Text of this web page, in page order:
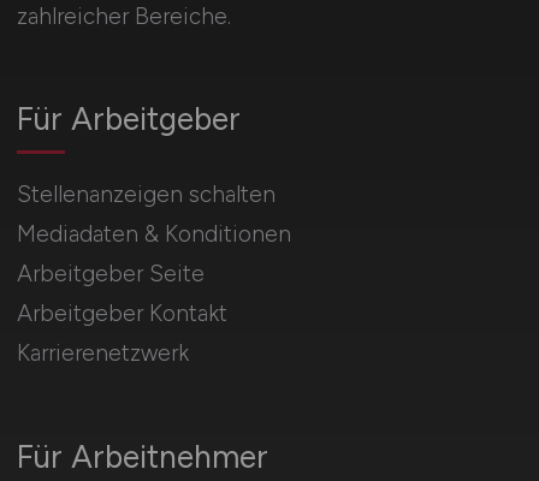
zahlreicher Bereiche.
Für Arbeitnehmer
Für Arbeitgeber
Stellenanzeigen schalten
Mediadaten & Konditionen
Arbeitgeber Seite
Arbeitgeber Kontakt
Karrierenetzwerk